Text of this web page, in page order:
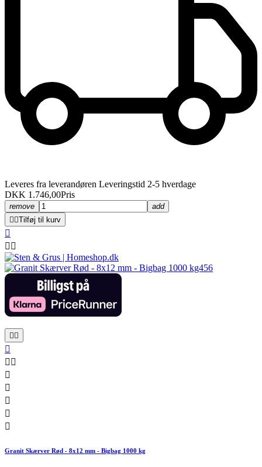
Leveres fra leverandøren Leveringstid 2-5 hverdage
DKK 1.746,00Pris
remove
add
 Tilføj til kurv

 
 

 





Granit Skærver Rød - 8x12 mm - Bigbag 1000 kg